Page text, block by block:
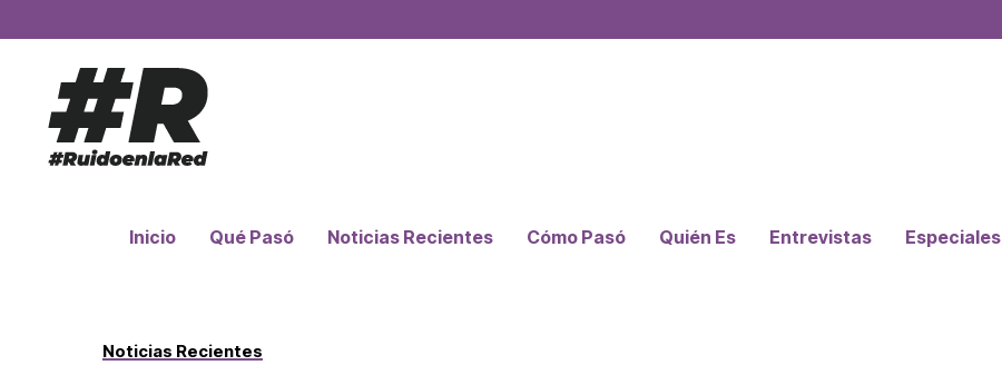
Inicio Qué Pasó Noticias Recientes Cómo Pasó Quién Es Entrevistas Especiales
Noticias Recientes